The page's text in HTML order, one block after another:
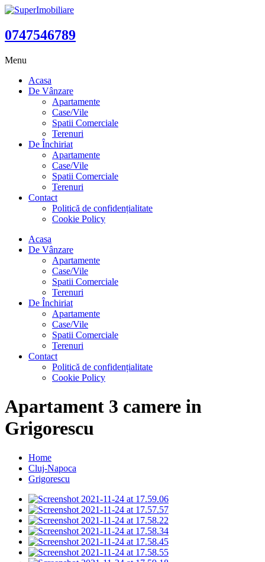
0747546789
Menu
Acasa
De Vânzare
Apartamente
Case/Vile
Spatii Comerciale
Terenuri
De Închiriat
Apartamente
Case/Vile
Spatii Comerciale
Terenuri
Contact
Politică de confidențialitate
Cookie Policy
Acasa
De Vânzare
Apartamente
Case/Vile
Spatii Comerciale
Terenuri
De Închiriat
Apartamente
Case/Vile
Spatii Comerciale
Terenuri
Contact
Politică de confidențialitate
Cookie Policy
Apartament 3 camere in
Grigorescu
Home
Cluj-Napoca
Grigorescu